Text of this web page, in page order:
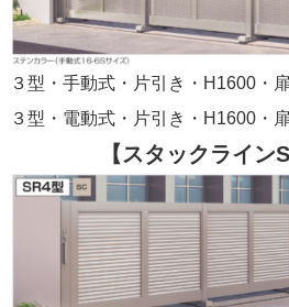
３型・手動式・片引き・H1600・
３型・電動式・片引き・H1600・
【スタックライン